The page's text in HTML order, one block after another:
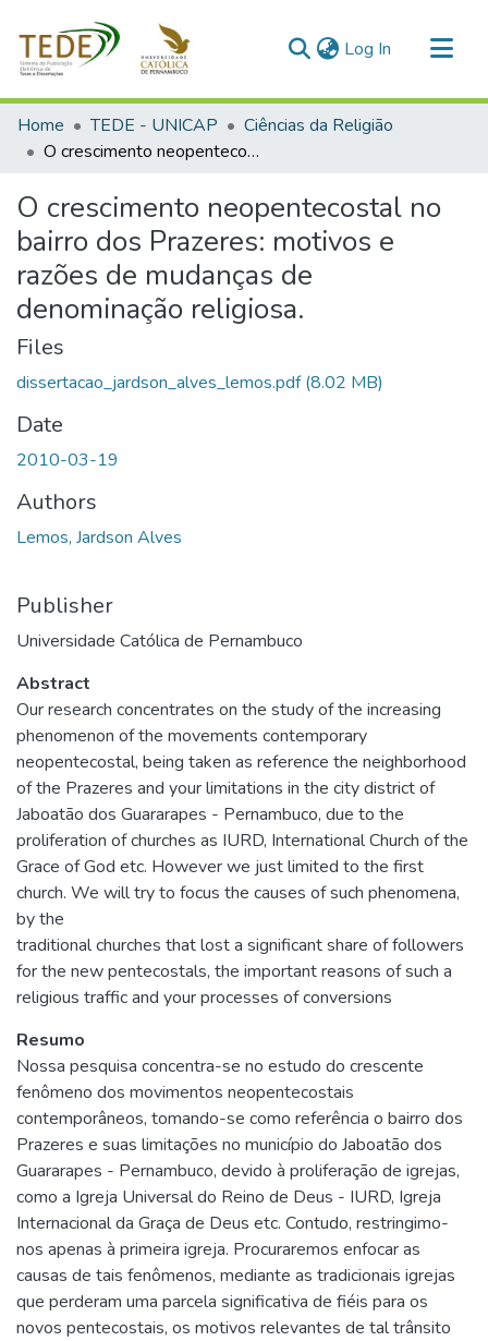
Log In (current)
Communities & Collections
All of DSpace
Home TEDE - UNICAP
Ciências da Religião
O crescimento neopentecostal no bairro dos Prazeres: motivos e razões de mudanças de denominação religiosa.
O crescimento neopentecostal no
bairro dos Prazeres: motivos e
razões de mudanças de
denominação religiosa.
Files
dissertacao_jardson_alves_lemos.pdf(8.02 MB)
Date
2010-03-19
Authors
Lemos, Jardson Alves
Publisher
Universidade Católica de Pernambuco
Abstract
Our research concentrates on the study of the increasing
phenomenon of the movements contemporary
neopentecostal, being taken as reference the neighborhood
of the Prazeres and your limitations in the city district of
Jaboatão dos Guararapes - Pernambuco, due to the
proliferation of churches as IURD, International Church of the
Grace of God etc. However we just limited to the first
church. We will try to focus the causes of such phenomena,
by the
traditional churches that lost a significant share of followers
for the new pentecostals, the important reasons of such a
religious traffic and your processes of conversions
Resumo
Nossa pesquisa concentra-se no estudo do crescente
fenômeno dos movimentos neopentecostais
contemporâneos, tomando-se como referência o bairro dos
Prazeres e suas limitações no município do Jaboatão dos
Guararapes - Pernambuco, devido à proliferação de igrejas,
como a Igreja Universal do Reino de Deus - IURD, Igreja
Internacional da Graça de Deus etc. Contudo, restringimo-
nos apenas à primeira igreja. Procuraremos enfocar as
causas de tais fenômenos, mediante as tradicionais igrejas
que perderam uma parcela significativa de fiéis para os
novos pentecostais, os motivos relevantes de tal trânsito